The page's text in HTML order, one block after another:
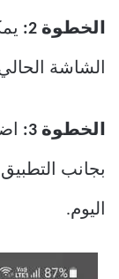
الخطوة 2:
الشاشة
الخطوة 3:
بجانب
اليوم.